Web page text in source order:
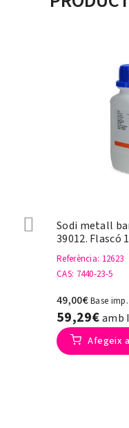
Sodi metall
39012. Flascó
Referència: 12623
CAS: 7440-23-5
49,00€Base imp.
59,29€amb
Afegeix